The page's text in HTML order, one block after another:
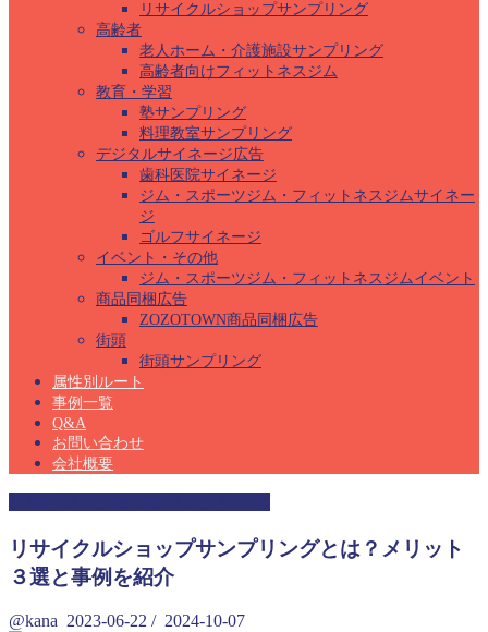
リサイクルショップサンプリング
高齢者
老人ホーム・介護施設サンプリング
高齢者向けフィットネスジム
教育・学習
塾サンプリング
料理教室サンプリング
デジタルサイネージ広告
歯科医院サイネージ
ジム・スポーツジム・フィットネスジムサイネー
ジ
ゴルフサイネージ
イベント・その他
ジム・スポーツジム・フィットネスジムイベント
商品同梱広告
ZOZOTOWN商品同梱広告
街頭
街頭サンプリング
属性別ルート
事例一覧
Q&A
お問い合わせ
会社概要
リサイクルショップサンプリングとは？メリット
３選と事例を紹介
@kana 2023-06-22 / 2024-10-07